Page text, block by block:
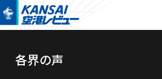
各界の声